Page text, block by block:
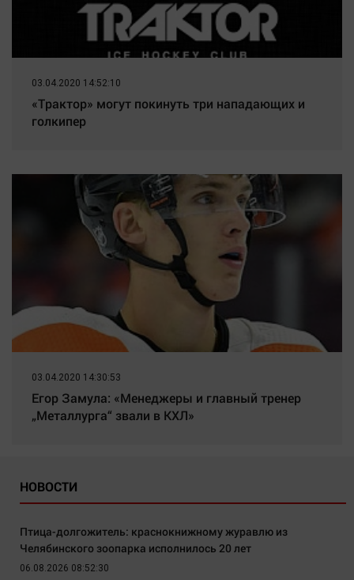
03.04.2020 14:52:10
«Трактор» могут покинуть три нападающих и
голкипер
03.04.2020 14:30:53
Егор Замула: «Менеджеры и главный тренер
„Металлурга“ звали в КХЛ»
НОВОСТИ
Птица-долгожитель: краснокнижному журавлю из
Челябинского зоопарка исполнилось 20 лет
06.08.2026 08:52:30